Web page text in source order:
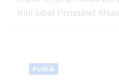
Kini Jabat Penasihat
Politik